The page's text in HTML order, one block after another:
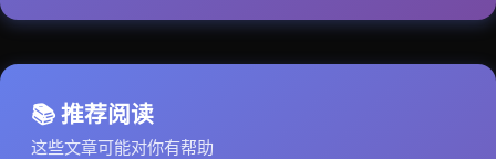
📚 推荐阅读
这些文章可能对你有帮助